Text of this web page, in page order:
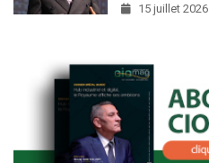
15 juillet 2026